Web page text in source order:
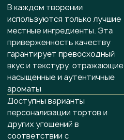
В каждом творении
используются только лучшие
местные ингредиенты. Эта
приверженность качеству
гарантирует превосходный
вкус и текстуру, отражающие
насыщенные и аутентичные
ароматы
Доступны варианты
персонализации тортов и
других угощений в
соответствии с